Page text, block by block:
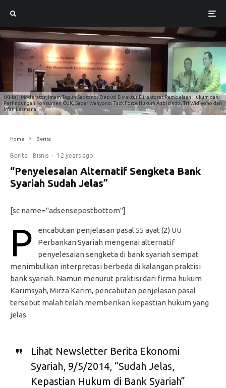
(Ki-ka): Moderator, Imam Teguh Saptono; Deputi Direktur Direktorat Pembelaan Hukum dan
Perlindungan Konsumen OJK, Sabar Wahyono; Task Force Hukum Asbisindo, Tri Widiyono dan
Irfan Lesmana.
Home Berita
Berita Bisnis · 12 years ago
“Penyelesaian Alternatif Sengketa Bank
Syariah Sudah Jelas”
[sc name="adsensepostbottom"]
P
encabutan penjelasan pasal 55 ayat (2) UU
Perbankan Syariah mengenai alternatif
penyelesaian sengketa di bank syariah sempat
menimbulkan interpretasi berbeda di kalangan praktisi
bank syariah. Namun menurut praktisi dari firma hukum
Karimsyah, Mirza Karim, pencabutan penjelasan pasal
tersebut malah telah memberikan kepastian hukum yang
jelas.
Lihat Newsletter Berita Ekonomi
Syariah, 9/5/2014, “Sudah Jelas,
Kepastian Hukum di Bank Syariah”